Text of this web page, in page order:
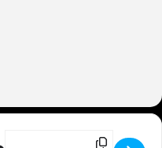
- Peter Wackel LIVE im
Destination Address - Peter